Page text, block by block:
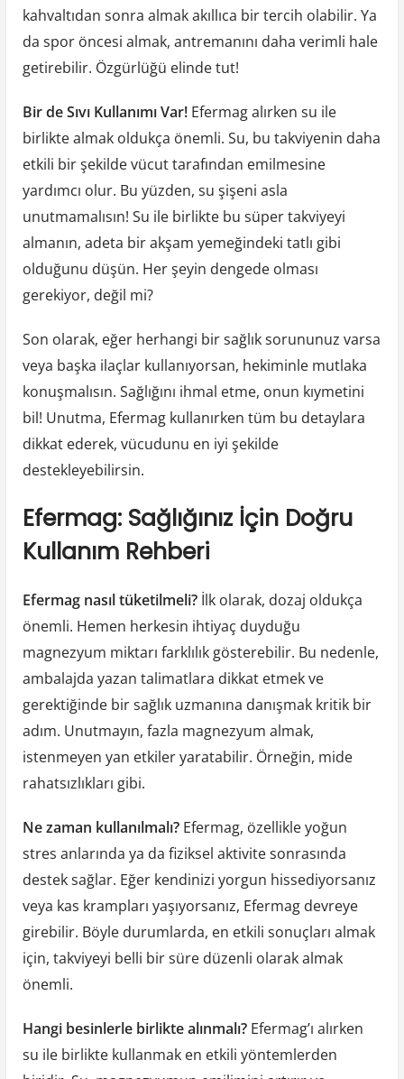
kahvaltıdan sonra almak akıllıca bir tercih olabilir. Ya
da spor öncesi almak, antremanını daha verimli hale
getirebilir. Özgürlüğü elinde tut!
Bir de Sıvı Kullanımı Var!Efermag alırken su ile
birlikte almak oldukça önemli. Su, bu takviyenin daha
etkili bir şekilde vücut tarafından emilmesine
yardımcı olur. Bu yüzden, su şişeni asla
unutmamalısın! Su ile birlikte bu süper takviyeyi
almanın, adeta bir akşam yemeğindeki tatlı gibi
olduğunu düşün. Her şeyin dengede olması
gerekiyor, değil mi?
Son olarak, eğer herhangi bir sağlık sorununuz varsa
veya başka ilaçlar kullanıyorsan, hekiminle mutlaka
konuşmalısın. Sağlığını ihmal etme, onun kıymetini
bil! Unutma, Efermag kullanırken tüm bu detaylara
dikkat ederek, vücudunu en iyi şekilde
destekleyebilirsin.
Efermag: Sağlığınız İçin Doğru
Kullanım Rehberi
Efermag nasıl tüketilmeli?İlk olarak, dozaj oldukça
önemli. Hemen herkesin ihtiyaç duyduğu
magnezyum miktarı farklılık gösterebilir. Bu nedenle,
ambalajda yazan talimatlara dikkat etmek ve
gerektiğinde bir sağlık uzmanına danışmak kritik bir
adım. Unutmayın, fazla magnezyum almak,
istenmeyen yan etkiler yaratabilir. Örneğin, mide
rahatsızlıkları gibi.
Ne zaman kullanılmalı?Efermag, özellikle yoğun
stres anlarında ya da fiziksel aktivite sonrasında
destek sağlar. Eğer kendinizi yorgun hissediyorsanız
veya kas krampları yaşıyorsanız, Efermag devreye
girebilir. Böyle durumlarda, en etkili sonuçları almak
için, takviyeyi belli bir süre düzenli olarak almak
önemli.
Hangi besinlerle birlikte alınmalı?Efermag’ı alırken
su ile birlikte kullanmak en etkili yöntemlerden